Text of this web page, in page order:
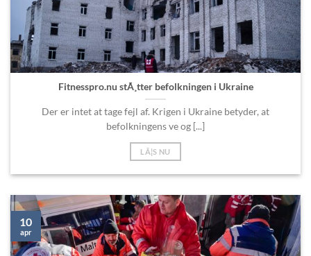
Fitnesspro.nu stÃ¸tter befolkningen i Ukraine
Der er intet at tage fejl af. Krigen i Ukraine betyder, at
befolkningens ve og [...]
LÃ¦S NU
10
apr